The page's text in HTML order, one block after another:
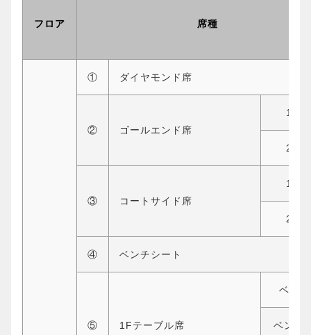
フロア 席種
① ダイヤモンド席
② ゴールエンド席
1列
2列
③ コートサイド席
1列
2列
④ ベンチシート
⑤ 1Fテーブル席
ベン
ベンチ